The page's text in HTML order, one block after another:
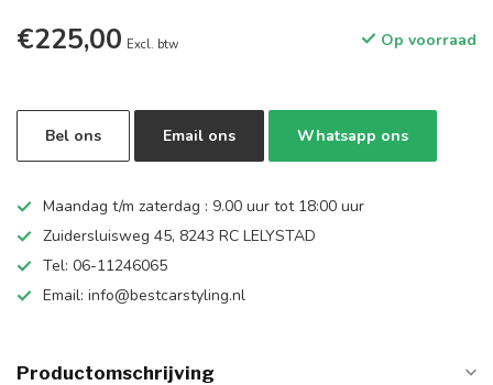
€225,00 Excl. btw Op voorraad
Bel ons Email ons Whatsapp ons
Maandag t/m zaterdag : 9.00 uur tot 18:00 uur
Zuidersluisweg 45, 8243 RC LELYSTAD
Tel: 06-11246065
Email: info@bestcarstyling.nl
Productomschrijving